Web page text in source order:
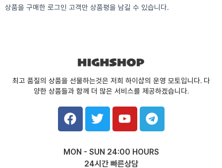
상품을 구매한 로그인 고객만 상품평을 남길 수 있습니다.
최고 품질의 상품을 선물하는것은 저희 하이샵의 운영 모토입니다. 다
양한 상품들과 함께 더 많은 서비스를 제공하겠습니다.
F
a
c
b
T
w
i
t
Y
o
u
u
T
e
l
g
MON - SUN 24:00 HOURS
24시간 빠른상담